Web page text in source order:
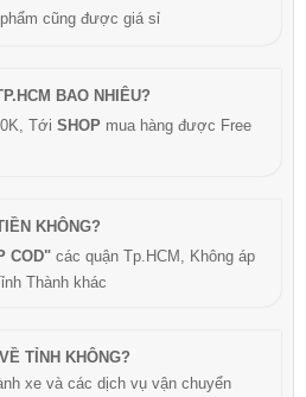
cũng được giá sỉ
BAO NHIÊU?
Tới SHOP mua hàng được Free
KHÔNG?
COD" các quận Tp.HCM, Không áp
Thành khác
TỈNH KHÔNG?
xe và các dịch vụ vận chuyển